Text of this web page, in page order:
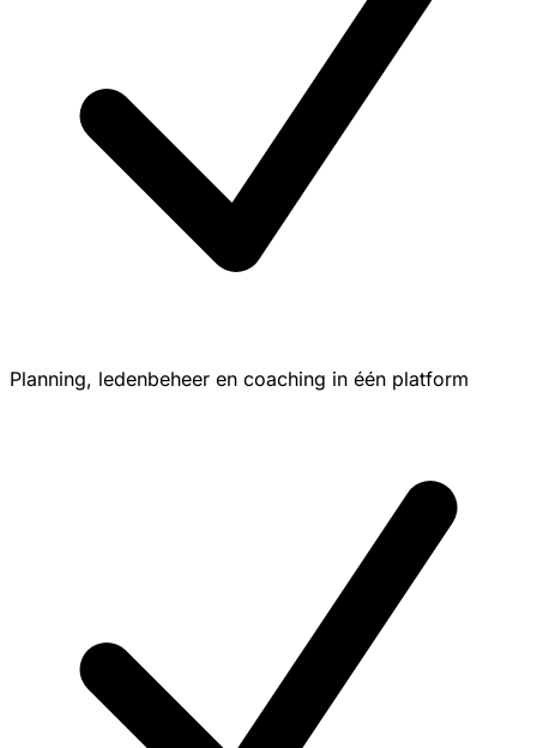
Planning, ledenbeheer en coaching in één platform